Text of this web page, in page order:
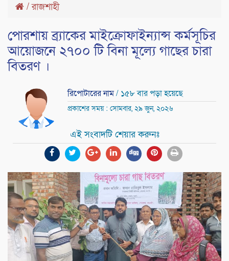
/রাজশাহী
পোরশায় ব্র্যাকের মাইক্রােফাইন্যান্স কর্মসূচির
আয়োজনে ২৭০০ টি বিনা মূল্যে গাছের চারা
বিতরণ ।
রিপোটারের নাম/ ১৫৮ বার পড়া হয়েছে
প্রকাশের সময় : সোমবার, ২৯ জুন, ২০২৬
এই সংবাদটি শেয়ার করুনঃ